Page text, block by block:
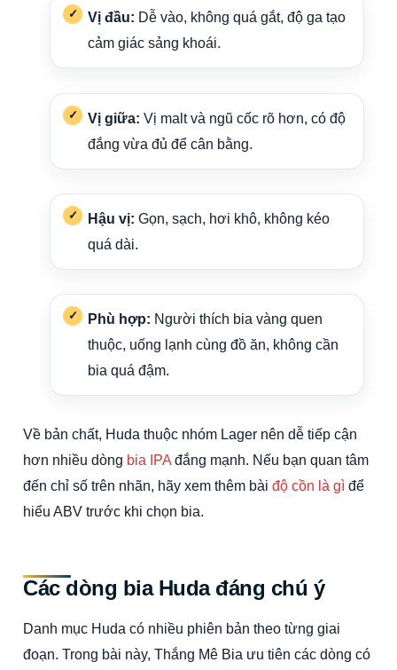
Vị đầu: Dễ vào, không quá gắt, độ ga tạo
cảm giác sảng khoái.
Vị giữa: Vị malt và ngũ cốc rõ hơn, có độ
đắng vừa đủ để cân bằng.
Hậu vị: Gọn, sạch, hơi khô, không kéo
quá dài.
Phù hợp: Người thích bia vàng quen
thuộc, uống lạnh cùng đồ ăn, không cần
bia quá đậm.
Về bản chất, Huda thuộc nhóm Lager nên dễ tiếp cận
hơn nhiều dòng bia IPA đắng mạnh. Nếu bạn quan tâm
đến chỉ số trên nhãn, hãy xem thêm bài độ cồn là gì để
hiểu ABV trước khi chọn bia.
Các dòng bia Huda đáng chú ý
Danh mục Huda có nhiều phiên bản theo từng giai
đoạn. Trong bài này, Thắng Mê Bia ưu tiên các dòng có